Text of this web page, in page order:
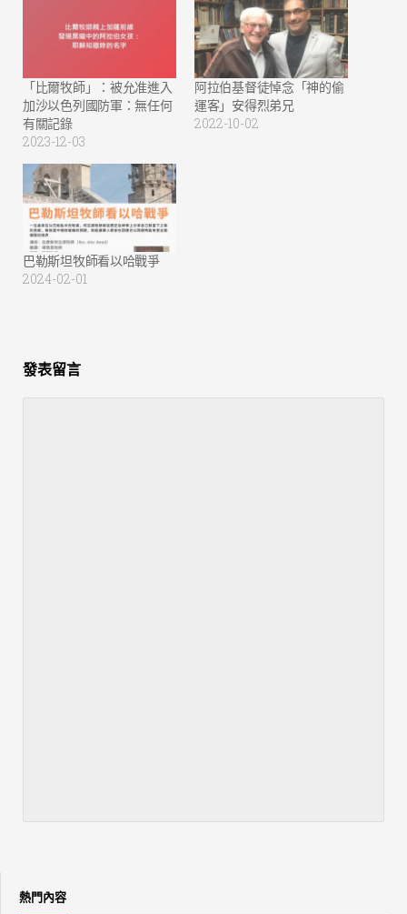
「比爾牧師」：被允准進入
加沙以色列國防軍：無任何
有關記錄
2023-12-03
阿拉伯基督徒悼念「神的偷
運客」安得烈弟兄
2022-10-02
巴勒斯坦牧師看以哈戰爭
2024-02-01
發表留言
熱門內容